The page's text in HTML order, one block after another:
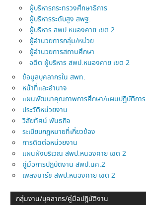
ผู้บริหารกระทรวงศึกษาธิการ
ผู้บริหารระดับสูง สพฐ.
ผู้บริหาร สพป.หนองคาย เขต 2
ผู้อำนวยการกลุ่ม/หน่วย
ผู้อำนวยการสถานศึกษา
อดีต ผู้บริหาร สพป.หนองคาย เขต 2
ข้อมูลบุคลากรใน สพท.
หน้าที่และอำนาจ
แผนพัฒนาคุณภาพการศึกษา/แผนปฏิบัติการ
ประวัติหน่วยงาน
วิสัยทัศน์ พันธกิจ
ระเบียบกฎหมายที่เกี่ยวข้อง
การติดต่อหน่วยงาน
แผนผังบริเวณ สพป.หนองคาย เขต 2
คู่มือการปฏิบัติงาน สพป.นค.2
เพลงมาร์ช สพป.หนองคาย เขต 2
กลุ่มงาน/บุคลากร/คู่มือปฎิบัติงาน